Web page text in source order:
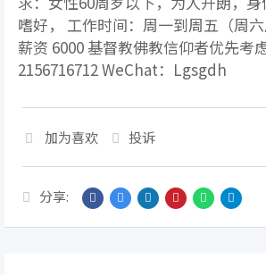
嗜好， 工作时间：周一到周五（周
薪资 6000 基督教佛教信仰者优先考
2156716712 WeChat：Lgsgdh
加为喜欢 投诉
分享: